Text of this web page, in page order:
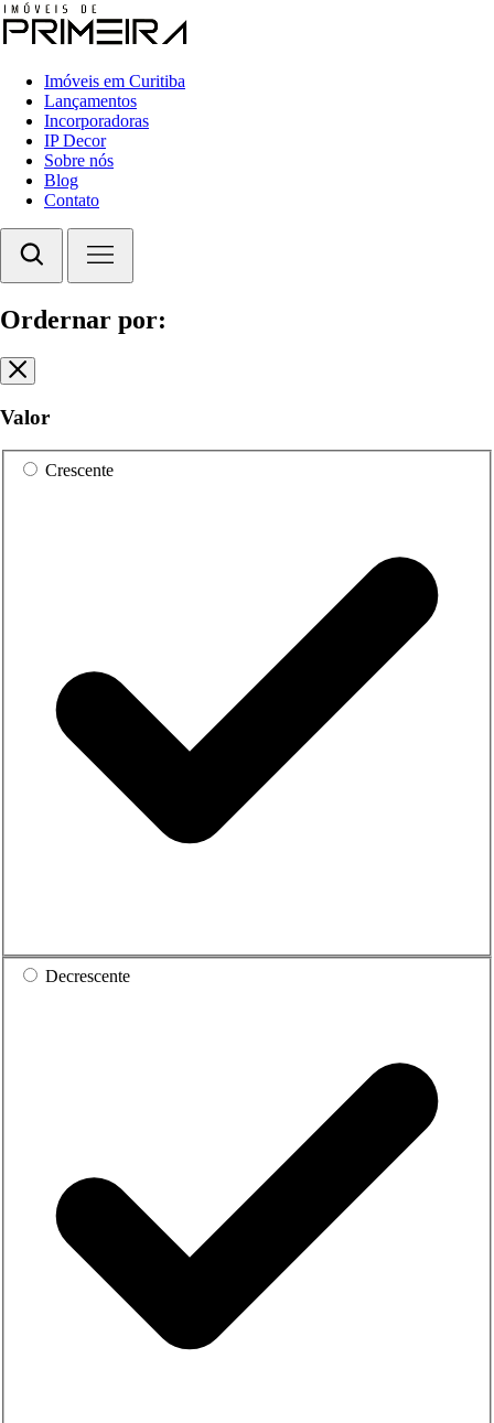
Imóveis em Curitiba
Lançamentos
Incorporadoras
IP Decor
Sobre nós
Blog
Contato
Ordernar por:
Valor
Crescente
Decrescente